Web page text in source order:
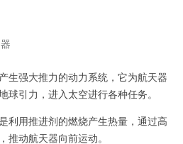
强大推力的动力系统，它为航天器
引力，进入太空进行各种任务。
用推进剂的燃烧产生热量，通过高
动航天器向前运动。